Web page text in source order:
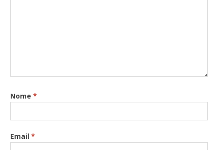
Nome*
Email*